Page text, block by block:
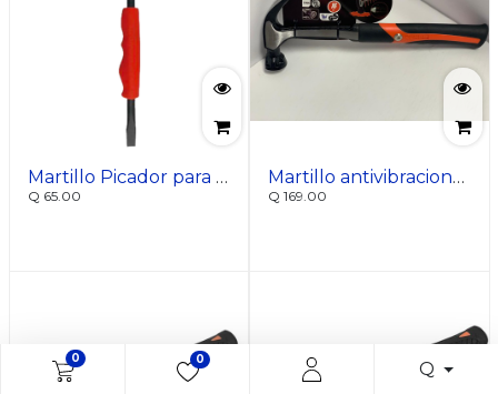
0 0 Q
Martillo Picador para soldadura
Q 65.00
Martillo antivibraciones tipo usa 16onz
Q 169.00